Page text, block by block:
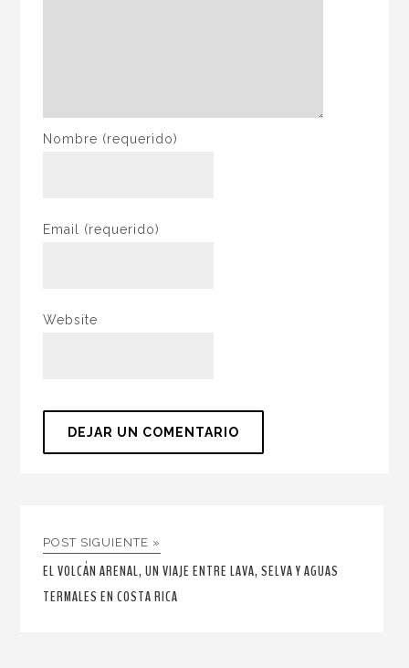
Nombre (requerido)
Email (requerido)
Website
POST SIGUIENTE »
EL VOLCÁN ARENAL, UN VIAJE ENTRE LAVA, SELVA Y AGUAS
TERMALES EN COSTA RICA